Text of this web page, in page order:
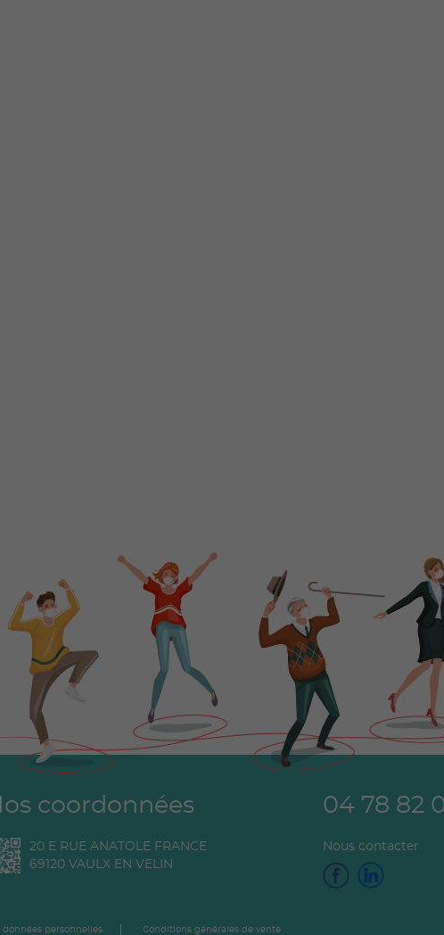
coordonnées
20 E RUE ANATOLE FRANCE
69120 VAULX EN VELIN
04 78 82
Nous contacter
personnelles Conditions générales de vente